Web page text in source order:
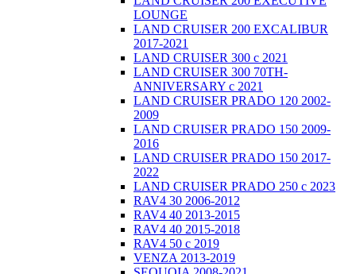
LOUNGE
LAND CRUISER 200 EXCALIBUR
2017-2021
LAND CRUISER 300 с 2021
LAND CRUISER 300 70TH-
ANNIVERSARY с 2021
LAND CRUISER PRADO 120 2002-
2009
LAND CRUISER PRADO 150 2009-
2016
LAND CRUISER PRADO 150 2017-
2022
LAND CRUISER PRADO 250 с 2023
RAV4 30 2006-2012
RAV4 40 2013-2015
RAV4 40 2015-2018
RAV4 50 с 2019
VENZA 2013-2019